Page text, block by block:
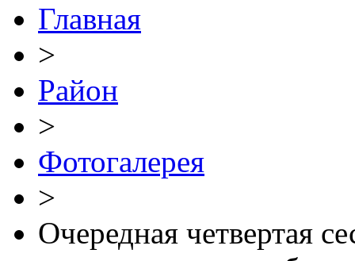
Главная
>
Район
>
Фотогалерея
>
Очередная четвертая